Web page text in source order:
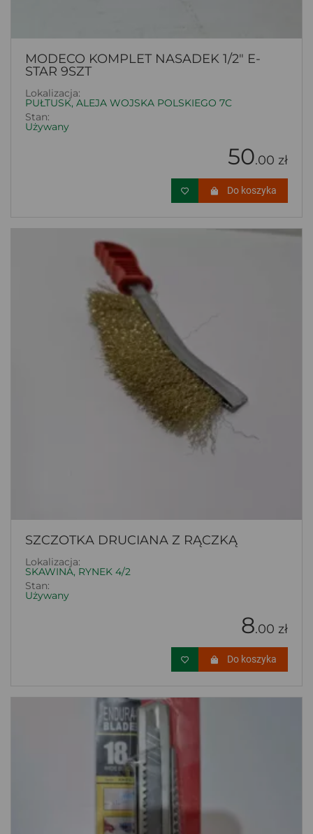
MODECO KOMPLET NASADEK 1/2" E-
STAR 9SZT
Lokalizacja:
PUŁTUSK, ALEJA WOJSKA POLSKIEGO 7C
Stan:
Używany
50.00 zł
Do koszyka
SZCZOTKA DRUCIANA Z RĄCZKĄ
Lokalizacja:
SKAWINA, RYNEK 4/2
Stan:
Używany
8.00 zł
Do koszyka